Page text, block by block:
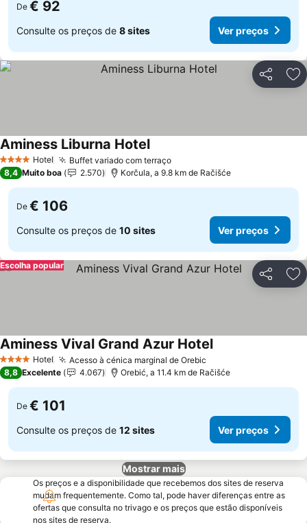
De € 92
Consulte os preços de 8 sites Ver preços
Partilhar
4 EstrelasHotel Buffet variado com terraço
Aminess Liburna Hotel
8,4 Muito boa 2.570 Korčula, a 9.8 km de Račišće
De € 106
Consulte os preços de 10 sites Ver preços
Partilhar
Escolha popular
4 EstrelasHotel Acesso à cénica marginal de Orebic
Aminess Vival Grand Azur Hotel
8,8 Excelente 4.067 Orebić, a 11.4 km de Račišće
De € 101
Consulte os preços de 12 sites Ver preços
Mostrar mais
Os preços e a disponibilidade que recebemos dos sites de reserva
mudam frequentemente. Como tal, pode haver diferenças entre as
ofertas que consulta no trivago e os preços que estão disponíveis
nos sites de reserva.